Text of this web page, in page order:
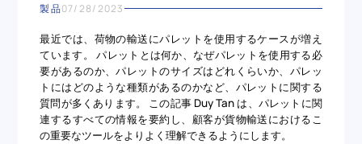
製品07/28/2023
最近では、荷物の輸送にパレットを使用するケースが増え
ています。 パレットとは何か、なぜパレットを使用する必
要があるのか、パレットのサイズはどれくらいか、パレッ
トにはどのような種類があるのかなど、パレットに関する
質問が多くあります。 この記事 Duy Tan は、パレットに関
連するすべての情報を要約し、顧客が貨物輸送におけるこ
の重要なツールをよりよく理解できるようにします。